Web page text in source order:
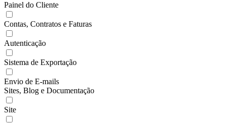
Painel do Cliente
Contas, Contratos e Faturas
Autenticação
Sistema de Exportação
Envio de E-mails
Sites, Blog e Documentação
Site